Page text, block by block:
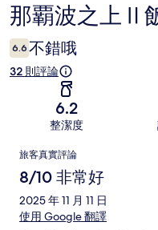
評
論
那覇波之上Ⅱ
6.6 不錯哦
32 則評論
6.2
整潔度
評
論
旅客真實評論
8/10 非常好
2025 年 11 月 11 日
使用 Google 翻譯